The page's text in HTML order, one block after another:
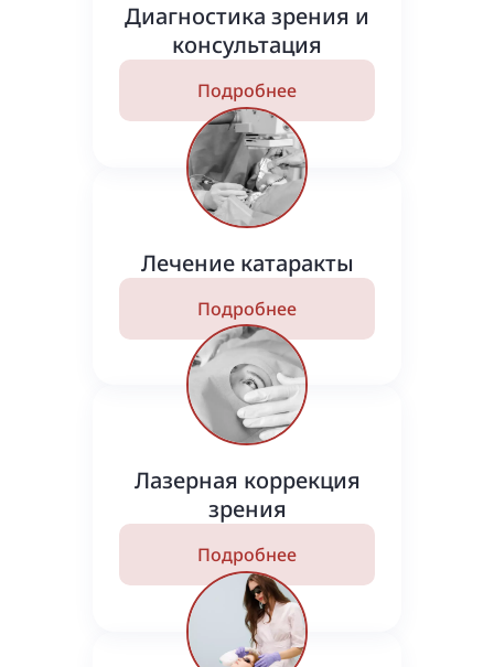
Диагностика зрения и
консультация
Подробнее
Лечение катаракты
Подробнее
Лазерная коррекция
зрения
Подробнее